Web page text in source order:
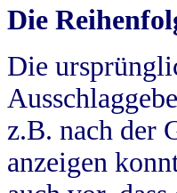
Die
Die
z.B. nach der
anzeigen